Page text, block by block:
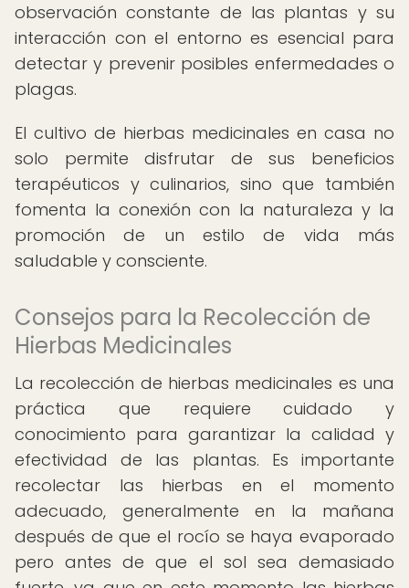
observación constante de las plantas y su
interacción con el entorno es esencial para
detectar y prevenir posibles enfermedades o
plagas.
El cultivo de hierbas medicinales en casa no
solo permite disfrutar de sus beneficios
terapéuticos y culinarios, sino que también
fomenta la conexión con la naturaleza y la
promoción de un estilo de vida más
saludable y consciente.
Consejos para la Recolección de
Hierbas Medicinales
La recolección de hierbas medicinales es una
práctica que requiere cuidado y
conocimiento para garantizar la calidad y
efectividad de las plantas. Es importante
recolectar las hierbas en el momento
adecuado, generalmente en la mañana
después de que el rocío se haya evaporado
pero antes de que el sol sea demasiado